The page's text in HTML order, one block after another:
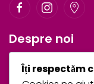
Despre noi
Euclid Hospital &
de obstetrică și
Îți respectăm